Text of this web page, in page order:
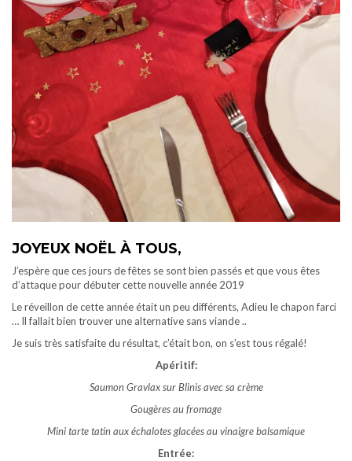
JOYEUX NOËL À TOUS,
J’espère que ces jours de fêtes se sont bien passés et que vous êtes
d’attaque pour débuter cette nouvelle année 2019
Le réveillon de cette année était un peu différents, Adieu le chapon farci
… Il fallait bien trouver une alternative sans viande ..
Je suis très satisfaite du résultat, c’était bon, on s’est tous régalé!
Apéritif:
Saumon Gravlax sur Blinis avec sa crème
Gougères au fromage
Mini tarte tatin aux échalotes glacées au vinaigre balsamique
Entrée: